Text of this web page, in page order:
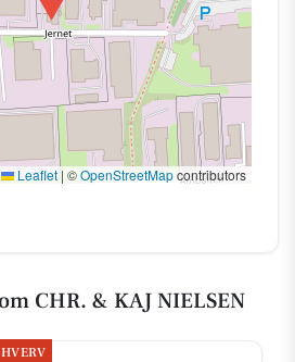
Leaflet | ©OpenStreetMapcontributors
CHR. & KAJ NIELSEN